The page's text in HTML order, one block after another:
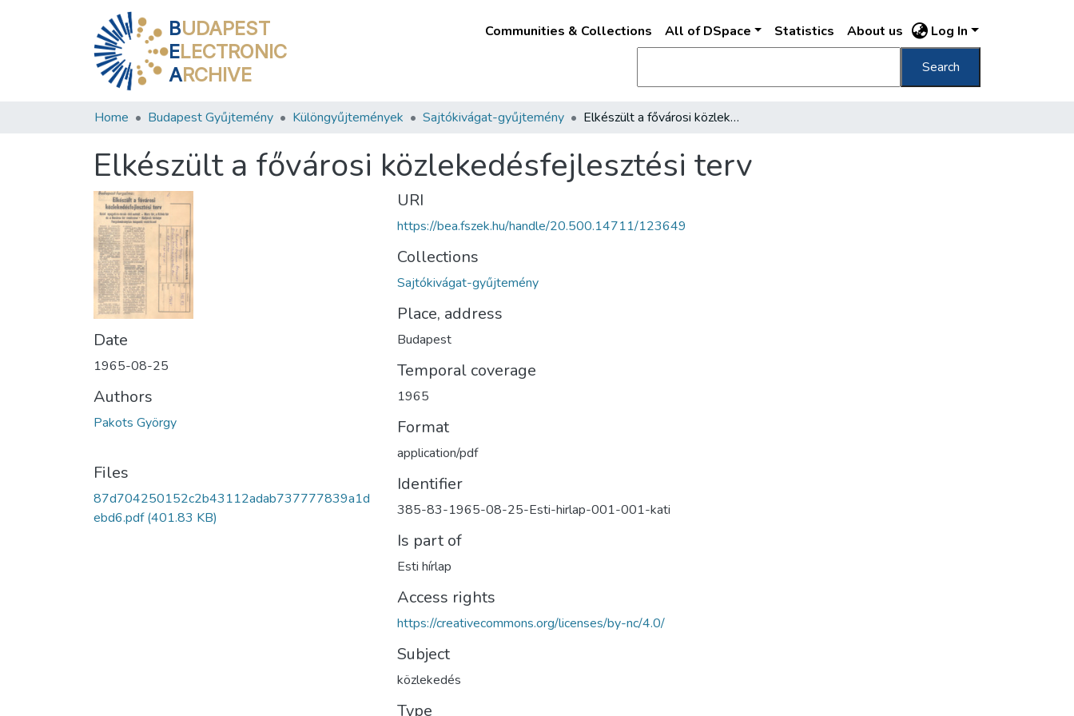
BUDAPEST
ELECTRONIC
ARCHIVE
Communities & Collections All of DSpace Statistics About us Log In
Search
Home Budapest Gyűjtemény Különgyűjtemények Sajtókivágat-gyűjtemény Elkészült a fővárosi közlekedésfejlesztési terv
Elkészült a fővárosi közlekedésfejlesztési terv
Date
1965-08-25
Authors
Pakots György
Files
87d704250152c2b43112adab737777839a1d
ebd6.pdf(401.83 KB)
URI
https://bea.fszek.hu/handle/20.500.14711/123649
Collections
Sajtókivágat-gyűjtemény
Place, address
Budapest
Temporal coverage
1965
Format
application/pdf
Identifier
385-83-1965-08-25-Esti-hirlap-001-001-kati
Is part of
Esti hírlap
Access rights
https://creativecommons.org/licenses/by-nc/4.0/
Subject
közlekedés
Type